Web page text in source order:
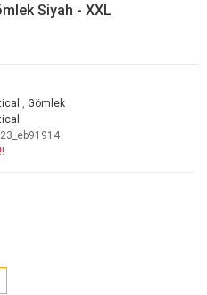
Siyah - XXL
Gömlek